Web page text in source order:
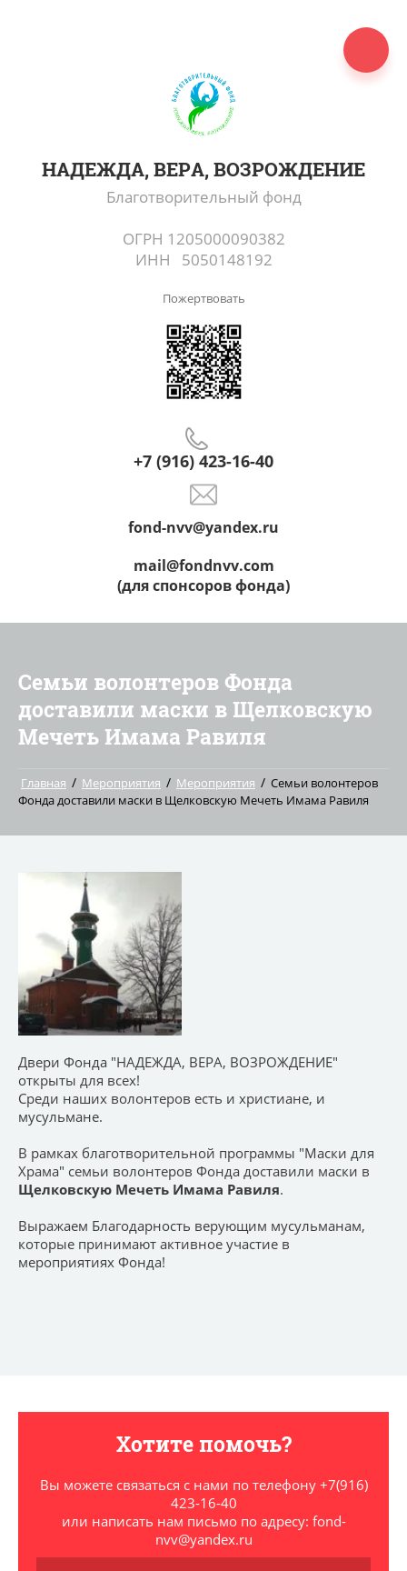
НАДЕЖДА, ВЕРА, ВОЗРОЖДЕНИЕ
Благотворительный фонд
ОГРН 1205000090382
ИНН 5050148192
fond-nvv@yandex.ru
mail@fondnvv.com
(для спонсоров фонда)
+7 (916) 423-16-40
Пожертвовать
Семьи волонтеров Фонда
доставили маски в Щелковскую
Мечеть Имама Равиля
Главная / Мероприятия / Мероприятия / Семьи волонтеров
Фонда доставили маски в Щелковскую Мечеть Имама Равиля
Двери Фонда "НАДЕЖДА, ВЕРА, ВОЗРОЖДЕНИЕ"
открыты для всех!
Среди наших волонтеров есть и христиане, и
мусульмане.
В рамках благотворительной программы "Маски для
Храма" семьи волонтеров Фонда доставили маски в
Щелковскую Мечеть Имама Равиля.
Выражаем Благодарность верующим мусульманам,
которые принимают активное участие в
мероприятиях Фонда!
Хотите помочь?
Вы можете связаться с нами по телефону +7(916)
423-16-40
или написать нам письмо по адресу: fond-
nvv@yandex.ru